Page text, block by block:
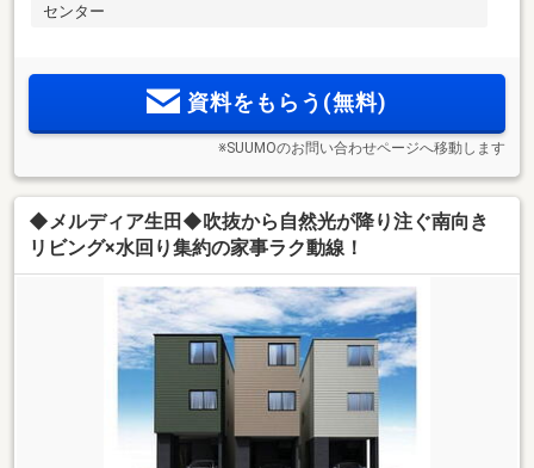
センター
資料をもらう(無料)
※SUUMOのお問い合わせページへ移動します
◆メルディア生田◆吹抜から自然光が降り注ぐ南向き
リビング×水回り集約の家事ラク動線！